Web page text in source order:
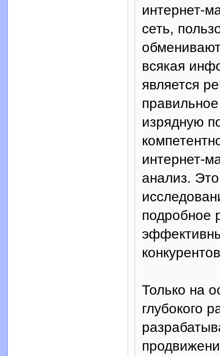
интернет-
сеть,
всякая
является
изрядную
интернет-
анализ.
подробное
Только на
глубокого